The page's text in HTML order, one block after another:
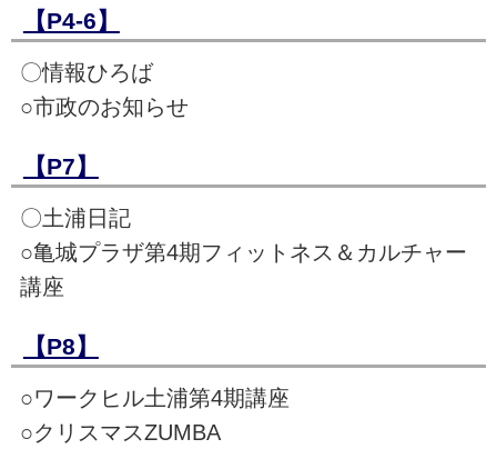
【P4-6】
〇情報ひろば
○市政のお知らせ
【P7】
〇土浦日記
○亀城プラザ第4期フィットネス＆カルチャー
講座
【P8】
○ワークヒル土浦第4期講座
○クリスマスZUMBA